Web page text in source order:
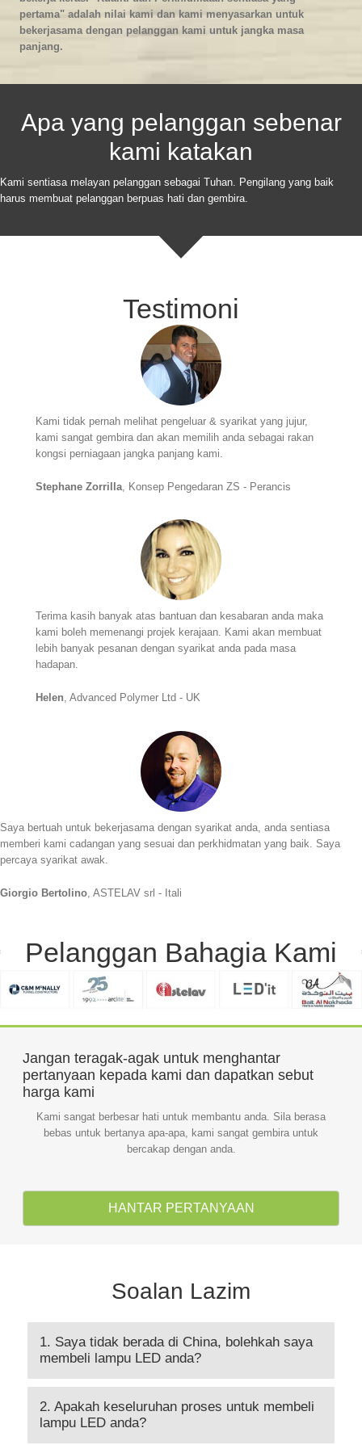
pertama" adalah nilai kami dan kami menyasarkan untuk
bekerjasama dengan pelanggan kami untuk jangka masa
panjang.
Apa yang pelanggan sebenar
kami katakan
Kami sentiasa melayan pelanggan sebagai Tuhan. Pengilang yang baik
harus membuat pelanggan berpuas hati dan gembira.
Testimoni
Kami tidak pernah melihat pengeluar & syarikat yang jujur,
kami sangat gembira dan akan memilih anda sebagai rakan
kongsi perniagaan jangka panjang kami.
Stephane Zorrilla , Konsep Pengedaran ZS - Perancis
Terima kasih banyak atas bantuan dan kesabaran anda maka
kami boleh memenangi projek kerajaan. Kami akan membuat
lebih banyak pesanan dengan syarikat anda pada masa
hadapan.
Helen, Advanced Polymer Ltd - UK
Saya bertuah untuk bekerjasama dengan syarikat anda, anda sentiasa
memberi kami cadangan yang sesuai dan perkhidmatan yang baik. Saya
percaya syarikat awak.
Giorgio Bertolino , ASTELAV srl - Itali
Pelanggan Bahagia Kami
Jangan teragak-agak untuk menghantar
pertanyaan kepada kami dan dapatkan sebut
harga kami
Kami sangat berbesar hati untuk membantu anda. Sila berasa
bebas untuk bertanya apa-apa, kami sangat gembira untuk
bercakap dengan anda.
HANTAR PERTANYAAN
Soalan Lazim
1. Saya tidak berada di China, bolehkah saya
membeli lampu LED anda?
2. Apakah keseluruhan proses untuk membeli
lampu LED anda?